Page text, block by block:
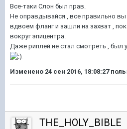
Все-таки Слон был прав.
Не оправдывайся , все правильно
вдвоем фланг и зашли на захват ,
вокруг эпицентра.
Даже риплей не стал смотреть ,
.
Изменено 24 сен 2016, 18:08:27
THE_HOLY_BIBLE